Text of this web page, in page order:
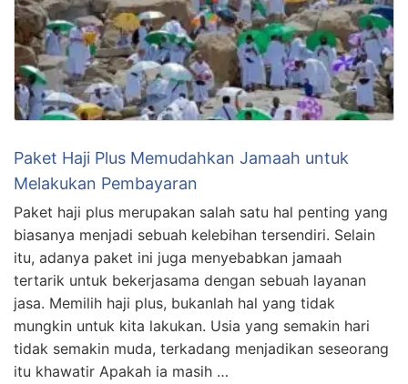
Paket Haji Plus Memudahkan Jamaah untuk
Melakukan Pembayaran
Paket haji plus merupakan salah satu hal penting yang
biasanya menjadi sebuah kelebihan tersendiri. Selain
itu, adanya paket ini juga menyebabkan jamaah
tertarik untuk bekerjasama dengan sebuah layanan
jasa. Memilih haji plus, bukanlah hal yang tidak
mungkin untuk kita lakukan. Usia yang semakin hari
tidak semakin muda, terkadang menjadikan seseorang
itu khawatir Apakah ia masih …